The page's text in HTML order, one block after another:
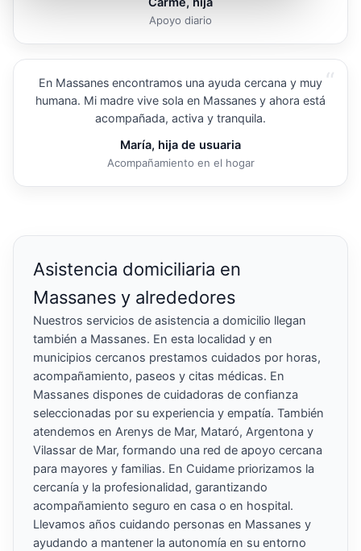
Apoyo diario
“
En Massanes encontramos una ayuda cercana y muy
humana. Mi madre vive sola en Massanes y ahora está
acompañada, activa y tranquila.
María, hija de usuaria
Acompañamiento en el hogar
Asistencia domiciliaria en
Massanes y alrededores
Nuestros servicios de asistencia a domicilio llegan
también a Massanes. En esta localidad y en
municipios cercanos prestamos cuidados por horas,
acompañamiento, paseos y citas médicas. En
Massanes dispones de cuidadoras de confianza
seleccionadas por su experiencia y empatía. También
atendemos en Arenys de Mar, Mataró, Argentona y
Vilassar de Mar, formando una red de apoyo cercana
para mayores y familias. En Cuidame priorizamos la
cercanía y la profesionalidad, garantizando
acompañamiento seguro en casa o en hospital.
Llevamos años cuidando personas en Massanes y
ayudando a mantener la autonomía en su entorno